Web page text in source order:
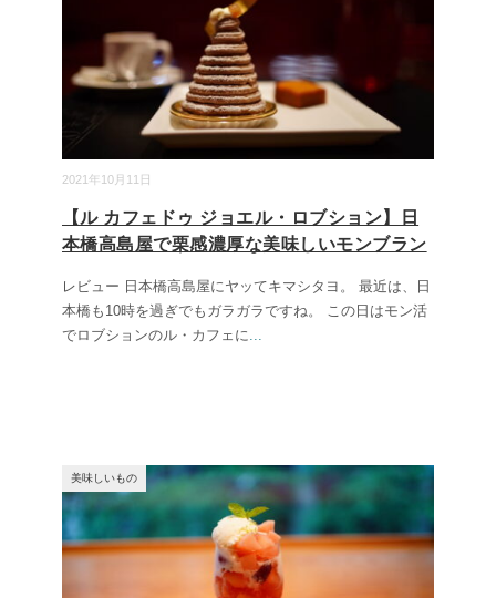
2021年10月11日
【ル カフェドゥ ジョエル・ロブション】日
本橋高島屋で栗感濃厚な美味しいモンブラン
レビュー 日本橋高島屋にヤッてキマシタヨ。 最近は、日
本橋も10時を過ぎでもガラガラですね。 この日はモン活
でロブションのル・カフェに...
美味しいもの